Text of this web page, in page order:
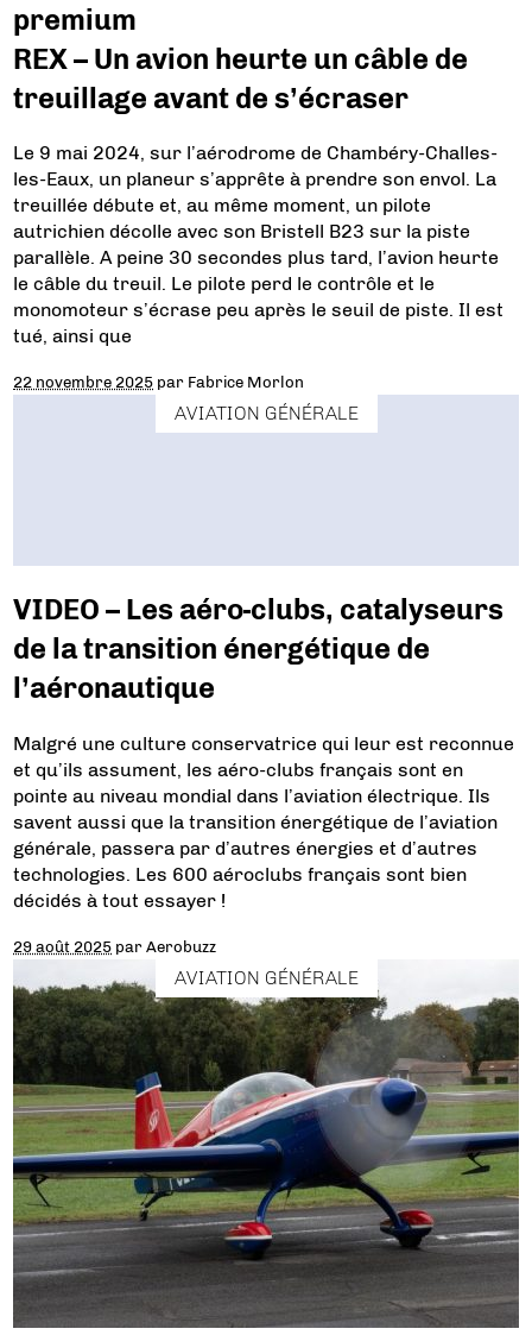
premium
REX – Un avion heurte un câble de
treuillage avant de s’écraser
Le 9 mai 2024, sur l’aérodrome de Chambéry-Challes-
les-Eaux, un planeur s’apprête à prendre son envol. La
treuillée débute et, au même moment, un pilote
autrichien décolle avec son Bristell B23 sur la piste
parallèle. A peine 30 secondes plus tard, l’avion heurte
le câble du treuil. Le pilote perd le contrôle et le
monomoteur s’écrase peu après le seuil de piste. Il est
tué, ainsi que
22 novembre 2025 par Fabrice Morlon
AVIATION GÉNÉRALE
VIDEO – Les aéro-clubs, catalyseurs
de la transition énergétique de
l’aéronautique
Malgré une culture conservatrice qui leur est reconnue
et qu’ils assument, les aéro-clubs français sont en
pointe au niveau mondial dans l’aviation électrique. Ils
savent aussi que la transition énergétique de l’aviation
générale, passera par d’autres énergies et d’autres
technologies. Les 600 aéroclubs français sont bien
décidés à tout essayer !
29 août 2025 parAerobuzz
AVIATION GÉNÉRALE